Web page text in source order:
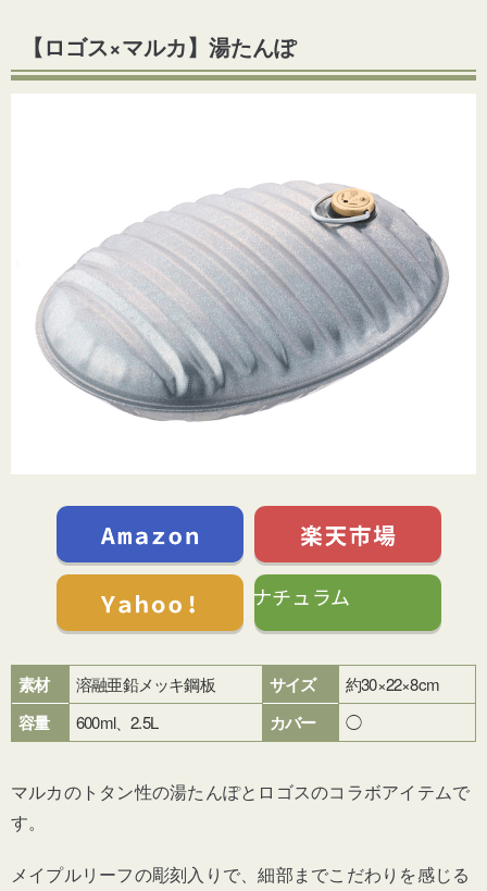
【ロゴス×マルカ】湯たんぽ
ナチュラム
素材 溶融亜鉛メッキ鋼板 サイズ 約30×22×8cm
容量 600ml、2.5L カバー ◯
マルカのトタン性の湯たんぽとロゴスのコラボアイテムで
す。
メイプルリーフの彫刻入りで、細部までこだわりを感じる